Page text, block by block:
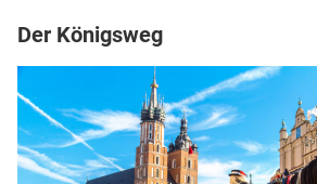
Der Königsweg